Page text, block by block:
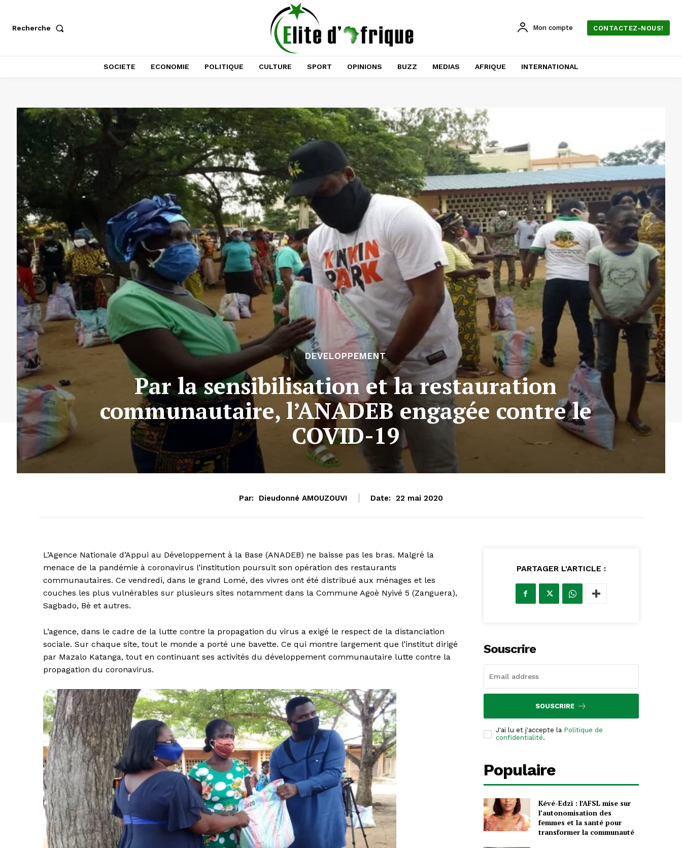
Recherche Mon compte CONTACTEZ-NOUS!
SOCIETE ECONOMIE POLITIQUE CULTURE SPORT OPINIONS BUZZ MEDIAS AFRIQUE INTERNATIONAL
DEVELOPPEMENT
Par la sensibilisation et la restauration
communautaire, l’ANADEB engagée contre le
COVID-19
Par: Dieudonné AMOUZOUVI Date: 22 mai 2020
L’Agence Nationale d’Appui au Développement à la Base (ANADEB) ne baisse pas les bras. Malgré la
menace de la pandémie à coronavirus l’institution poursuit son opération des restaurants
communautaires. Ce vendredi, dans le grand Lomé, des vivres ont été distribué aux ménages et les
couches les plus vulnérables sur plusieurs sites notamment dans la Commune Agoè Nyivé 5 (Zanguera),
Sagbado, Bè et autres.
L’agence, dans le cadre de la lutte contre la propagation du virus a exigé le respect de la distanciation
sociale. Sur chaque site, tout le monde a porté une bavette. Ce qui montre largement que l’institut dirigé
par Mazalo Katanga, tout en continuant ses activités du développement communautaire lutte contre la
propagation du coronavirus.
PARTAGER L'ARTICLE :
Souscrire
SOUSCRIRE
J'ai lu et j'accepte la Politique de
confidentialité.
Populaire
Kévé-Edzi : l’AFSL mise sur
l’autonomisation des
femmes et la santé pour
transformer la communauté